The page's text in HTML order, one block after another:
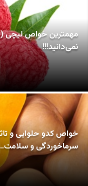
مهمترین خواص لیچی
نمی‌دانید!!!
خواص کدو حلوایی و
سرماخوردگی و سلامت..